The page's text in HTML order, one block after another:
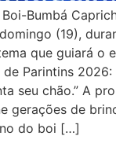
Bumbá
(19),
que guiará o
Parintins 2026:
seu chão.” A
gerações de
do boi […]